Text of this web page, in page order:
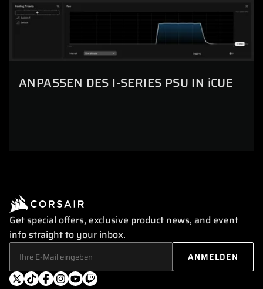
ANPASSEN DES I-SERIES PSU IN iCUE
Get special offers, exclusive product news, and event
info straight to your inbox.